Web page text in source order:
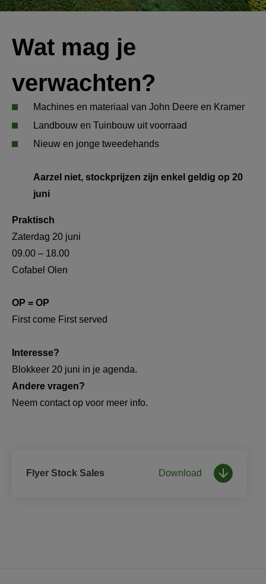
Wat mag je
verwachten?
Machines en materiaal van John Deere en Kramer
Landbouw en Tuinbouw uit voorraad
Nieuw en jonge tweedehands
Aarzel niet, stockprijzen zijn enkel geldig op 20
juni
Praktisch
Zaterdag 20 juni
09.00 – 18.00
Cofabel Olen
OP = OP
First come First served
Interesse?
Blokkeer 20 juni in je agenda.
Andere vragen?
Neem contact op voor meer info.
Flyer Stock Sales Download